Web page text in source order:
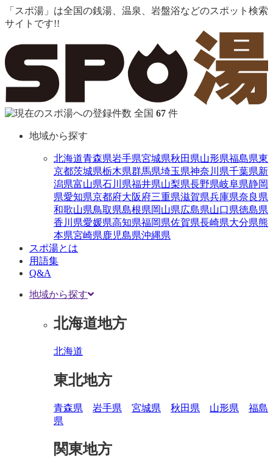
「スポ湯」は全国の銭湯、温泉、岩盤浴などのスポット検索
サイトです!!
全国 67 件
地域から探す
北海道青森県岩手県宮城県秋田県山形県福島県東
京都茨城県栃木県群馬県埼玉県神奈川県千葉県新
潟県富山県石川県福井県山梨県長野県岐阜県静岡
県愛知県京都府大阪府三重県滋賀県兵庫県奈良県
和歌山県鳥取県島根県岡山県広島県山口県徳島県
香川県愛媛県高知県福岡県佐賀県長崎県大分県熊
本県宮崎県鹿児島県沖縄県
スポ湯とは
用語集
Q&A
地域から探す
北海道地方
北海道
東北地方
青森県 岩手県 宮城県 秋田県 山形県
福島
県
関東地方